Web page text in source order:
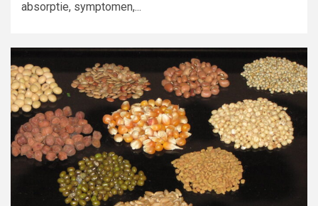
absorptie, symptomen,...